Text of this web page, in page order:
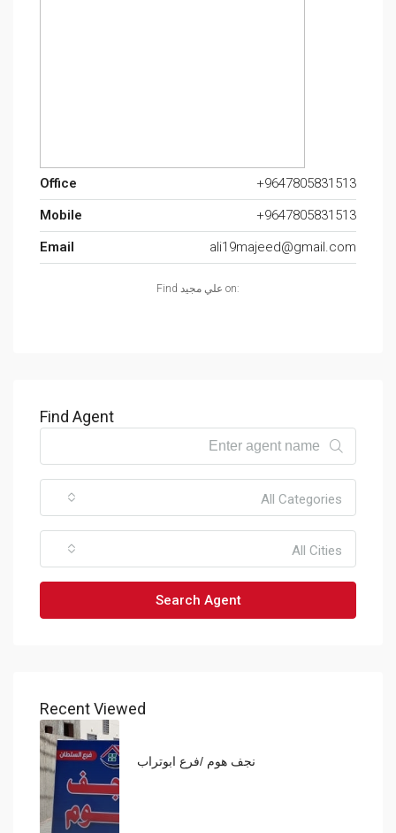
Office
+9647805831513
Mobile
+9647805831513
Email
ali19majeed@gmail.com
Find علي مجيد on:
Find Agent
All Categories
All Cities
Search Agent
Recent Viewed
نجف هوم /فرع ابوتراب